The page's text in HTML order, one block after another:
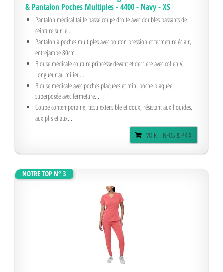
& Pantalon Poches Multiples - 4400 - Navy - XS
Pantalon médical taille basse coupe droite avec doubles passants de
ceinture sur le...
Pantalon à poches multiples avec bouton pression et fermeture éclair,
entrejambe 80cm
Blouse médicale couture princesse devant et derrière avec col en V,
Longueur au milieu...
Blouse médicale avec poches plaquées et mini poche plaquée
superposée avec fermeture...
Coupe contemporaine, tissu extensible et doux, résistant aux liquides,
aux plis et aux...
VOIR : INFOS & PRIX
NOTRE TOP N° 3